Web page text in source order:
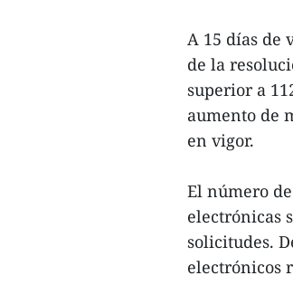
A 15 días de
de la
superior a
aumento de
en vigor.
El número
electrónicas
solicitudes.
electrónicos